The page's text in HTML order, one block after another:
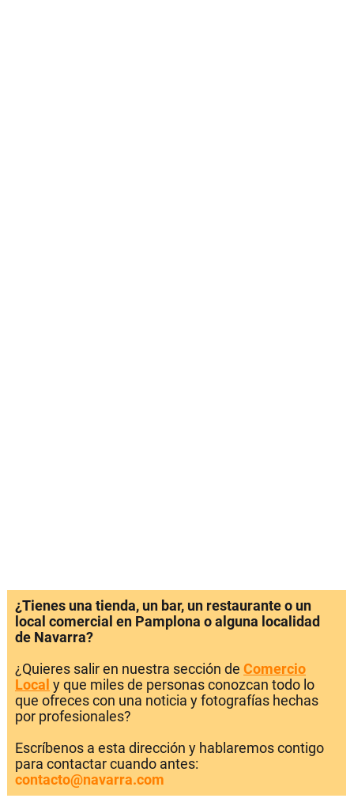
¿Tienes una tienda, un bar, un restaurante o un
local comercial en Pamplona o alguna localidad
de Navarra?
¿Quieres salir en nuestra sección de Comercio
Local y que miles de personas conozcan todo lo
que ofreces con una noticia y fotografías hechas
por profesionales?
Escríbenos a esta dirección y hablaremos contigo
para contactar cuando antes:
contacto@navarra.com